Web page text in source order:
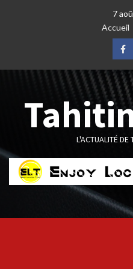
7
Accueil
L'ACTUALITÉ DE